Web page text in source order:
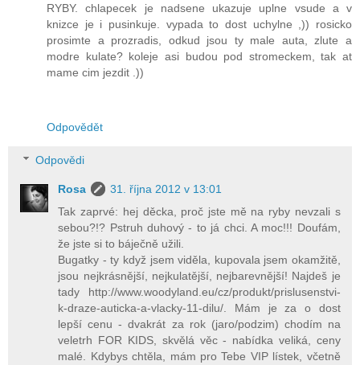
RYBY. chlapecek je nadsene ukazuje uplne vsude a v
knizce je i pusinkuje. vypada to dost uchylne ,)) rosicko
prosimte a prozradis, odkud jsou ty male auta, zlute a
modre kulate? koleje asi budou pod stromeckem, tak at
mame cim jezdit .))
Odpovědět
Odpovědi
Rosa
31. října 2012 v 13:01
Tak zaprvé: hej děcka, proč jste mě na ryby nevzali s
sebou?!? Pstruh duhový - to já chci. A moc!!! Doufám,
že jste si to báječně užili.
Bugatky - ty když jsem viděla, kupovala jsem okamžitě,
jsou nejkrásnější, nejkulatější, nejbarevnější! Najdeš je
tady http://www.woodyland.eu/cz/produkt/prislusenstvi-
k-draze-auticka-a-vlacky-11-dilu/. Mám je za o dost
lepší cenu - dvakrát za rok (jaro/podzim) chodím na
veletrh FOR KIDS, skvělá věc - nabídka veliká, ceny
malé. Kdybys chtěla, mám pro Tebe VIP lístek, včetně